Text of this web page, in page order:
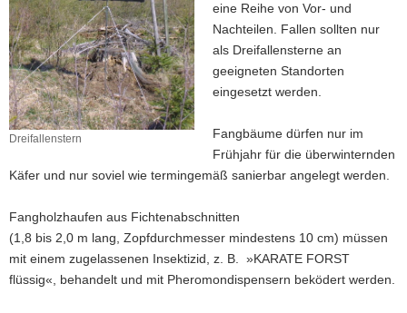
Dreifallenstern
eine Reihe von Vor- und
Nachteilen. Fallen sollten nur
als Dreifallensterne an
geeigneten Standorten
eingesetzt werden.
Fangbäume dürfen nur im
Frühjahr für die überwinternden
Käfer und nur soviel wie termingemäß sanierbar angelegt werden.
Fangholzhaufen aus Fichtenabschnitten
(1,8 bis 2,0 m lang, Zopfdurchmesser mindestens 10 cm) müssen
mit einem zugelassenen Insektizid, z. B. »KARATE FORST
flüssig«, behandelt und mit Pheromondispensern beködert werden.